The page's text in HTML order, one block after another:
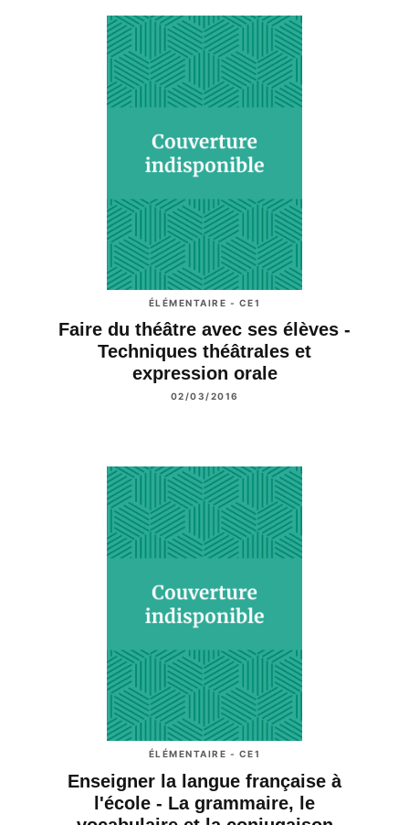
ÉLÉMENTAIRE - CE1
Faire du théâtre avec ses élèves -
Techniques théâtrales et
expression orale
02/03/2016
ÉLÉMENTAIRE - CE1
Enseigner la langue française à
l'école - La grammaire, le